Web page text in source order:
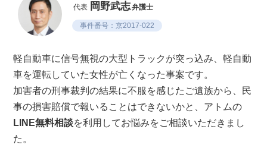
代表 岡野武志弁護士
事件番号：京2017-022
軽自動車に信号無視の大型トラックが突っ込み、軽自動
車を運転していた女性が亡くなった事案です。
加害者の刑事裁判の結果に不服を感じたご遺族から、民
事の損害賠償で報いることはできないかと、アトムの
LINE無料相談を利用してお悩みをご相談いただきまし
た。